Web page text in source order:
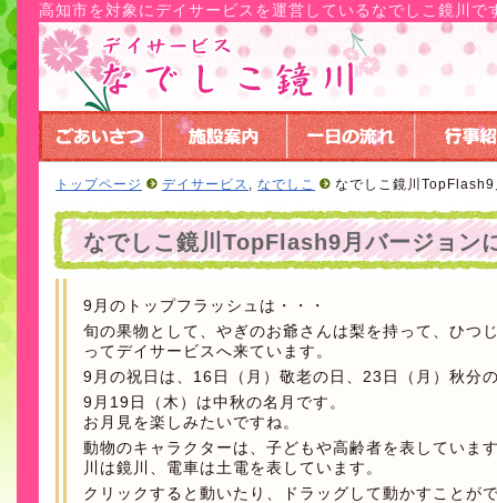
高知市を対象にデイサービスを運営しているなでしこ鏡川で
トップページ デイサービス , なでしこ なでしこ鏡川
なでしこ鏡川TopFlash9月バージョン
9月のトップフラッシュは・・・
旬の果物として、やぎのお爺さんは梨を持って、ひつ
ってデイサービスへ来ています。
9月の祝日は、16日（月）敬老の日、23日（月）秋分
9月19日（木）は中秋の名月です。
お月見を楽しみたいですね。
動物のキャラクターは、子どもや高齢者を表していま
川は鏡川、電車は土電を表しています。
クリックすると動いたり、ドラッグして動かすことが